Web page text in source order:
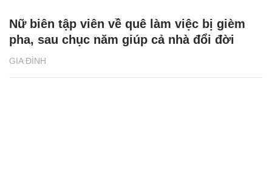
GIA ĐÌNH
Nữ biên tập viên về quê làm việc bị gièm
pha, sau chục năm giúp cả nhà đổi đời